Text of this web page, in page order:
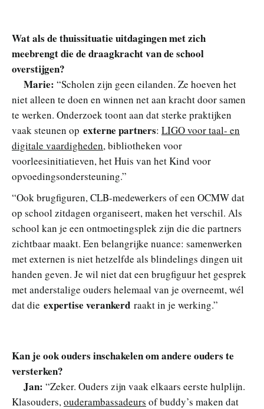
Wat als de thuissituatie uitdagingen met zich
meebrengt die de draagkracht van de school
overstijgen?
Marie: “Scholen zijn geen eilanden. Ze hoeven het
niet alleen te doen en winnen net aan kracht door samen
te werken. Onderzoek toont aan dat sterke praktijken
vaak steunen op externe partners: LIGO voor taal- en
digitale vaardigheden, bibliotheken voor
voorleesinitiatieven, het Huis van het Kind voor
opvoedingsondersteuning.”
“Ook brugfiguren, CLB-medewerkers of een OCMW dat
op school zitdagen organiseert, maken het verschil. Als
school kan je een ontmoetingsplek zijn die die partners
zichtbaar maakt. Een belangrijke nuance: samenwerken
met externen is niet hetzelfde als blindelings dingen uit
handen geven. Je wil niet dat een brugfiguur het gesprek
met anderstalige ouders helemaal van je overneemt, wél
dat die expertise verankerd raakt in je werking.”
Kan je ook ouders inschakelen om andere ouders te
versterken?
Jan: “Zeker. Ouders zijn vaak elkaars eerste hulplijn.
Klasouders, ouderambassadeurs of buddy’s maken dat